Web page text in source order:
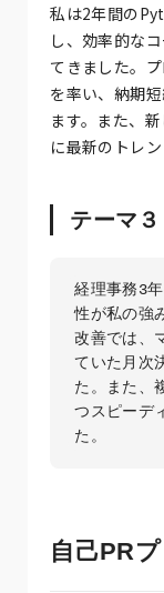
私は2年間の
し、効率的な
てきました。
を率い、納期
ます。また、
に最新のトレ
テーマ
経理事務3
性が私の強
改善では、
ていた月次
た。また、
つスピーデ
自己PR